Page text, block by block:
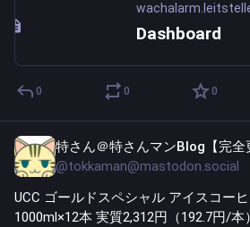
Dashboard
0 0 0
特さん＠特さんマンBlog【完全
@tokkaman@mastodon.social
UCC ゴールドスペシャル アイスコーヒ
1000ml×12本 実質2,312円（192.7円/本